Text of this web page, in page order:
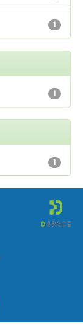
1
1
1